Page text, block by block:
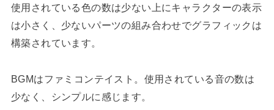
使用されている色の数は少ない上にキャラクターの表示
は小さく、少ないパーツの組み合わせでグラフィックは
構築されています。
BGMはファミコンテイスト。使用されている音の数は
少なく、シンプルに感じます。